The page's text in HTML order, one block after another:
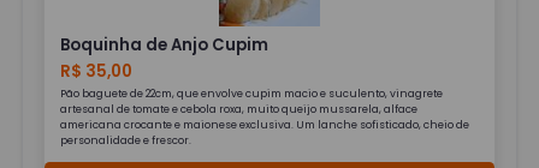
Boquinha de Anjo Cupim
R$ 35,00
Pão baguete de 22cm, que envolve cupim macio e suculento, vinagrete
artesanal de tomate e cebola roxa, muito queijo mussarela, alface
americana crocante e maionese exclusiva. Um lanche sofisticado, cheio de
personalidade e frescor.